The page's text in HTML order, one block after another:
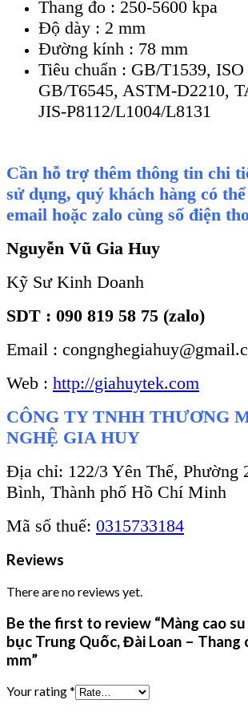
Thang đo : 250-5600 kpa
Độ dày : 2 mm
Đường kính : 78 mm
Tiêu chuẩn : GB/T1539, ISO
GB/T6545, ASTM-D2210,
JIS-P8112/L1004/L8131
Cần hỗ trợ thêm thông tin chi
sử dụng, quý khách hàng có
email hoặc zalo cùng số điện
Nguyễn Vũ Gia Huy
Kỹ Sư Kinh Doanh
SDT : 090 819 58 75 (zalo)
Email :
Web : http://giahuytek.com
CÔNG TY TNHH THƯƠNG
NGHỆ GIA HUY
Địa chỉ: 122/3 Yên Thế, Phường
Bình, Thành phố Hồ Chí Minh
Mã số thuế: 0315733184
Reviews
There are no reviews yet.
Be the first to review “Màng cao
bục Trung Quốc, Đài Loan – Thang
mm”
Your rating*